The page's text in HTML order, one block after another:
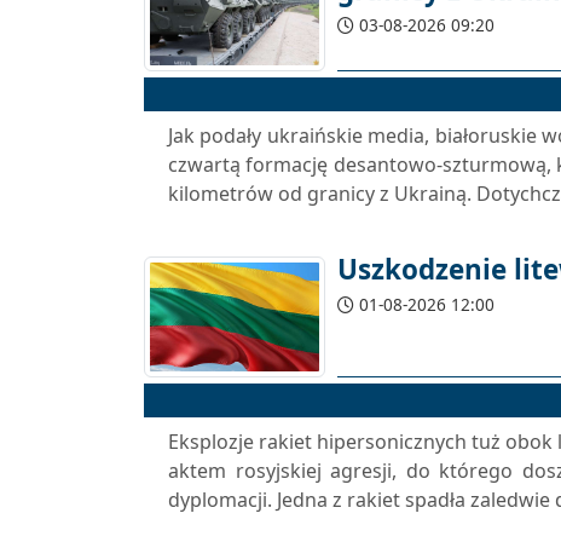
03-08-2026 09:20
Jak podały ukraińskie media, białoruskie
czwartą formację desantowo-szturmową,
kilometrów od granicy z Ukrainą.
Uszkodzenie
01-08-2026 12:00
Eksplozje rakiet hipersonicznych tuż obok
aktem rosyjskiej agresji, do którego
dyplomacji. Jedna z rakiet spadła